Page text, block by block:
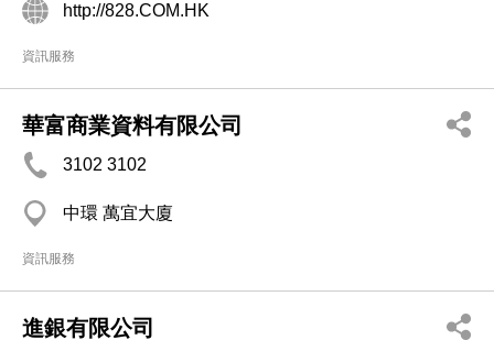
http://828.COM.HK
資訊服務
華富商業資料有限公司
3102 3102
中環 萬宜大廈
資訊服務
進銀有限公司